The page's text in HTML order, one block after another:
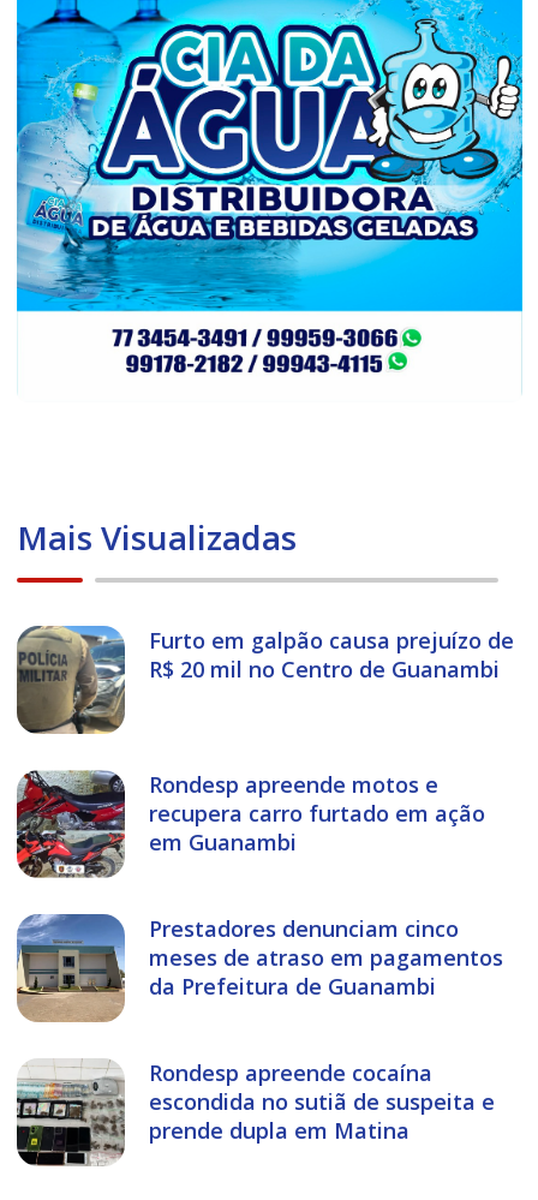
Mais Visualizadas
Furto em galpão causa prejuízo de
R$ 20 mil no Centro de Guanambi
Rondesp apreende motos e
recupera carro furtado em ação
em Guanambi
Prestadores denunciam cinco
meses de atraso em pagamentos
da Prefeitura de Guanambi
Rondesp apreende cocaína
escondida no sutiã de suspeita e
prende dupla em Matina